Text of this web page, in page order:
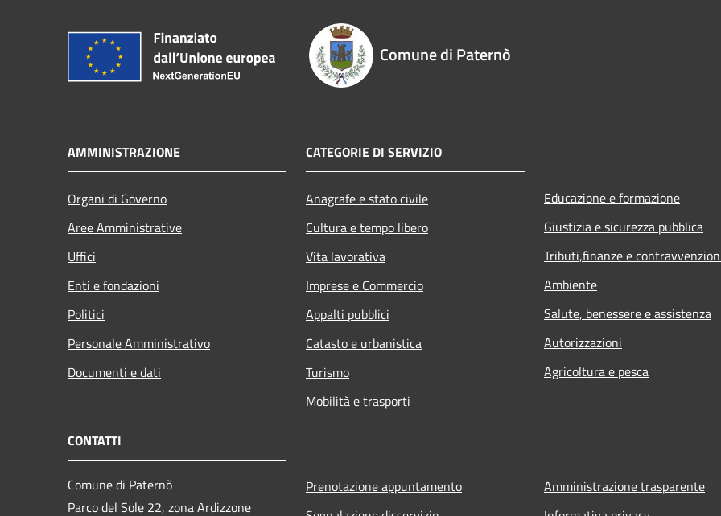
Comune di Paternò
AMMINISTRAZIONE
Organi di Governo
Aree Amministrative
Uffici
Enti e fondazioni
Politici
Personale Amministrativo
Documenti e dati
CATEGORIE DI SERVIZIO
Anagrafe e stato civile
Cultura e tempo libero
Vita lavorativa
Imprese e Commercio
Appalti pubblici
Catasto e urbanistica
Turismo
Mobilità e trasporti
Educazione e formazione
Giustizia e sicurezza pubblica
Tributi,finanze e
Ambiente
Salute, benessere e assistenza
Autorizzazioni
Agricoltura e pesca
CONTATTI
Comune di Paternò
Parco del Sole 22, zona Ardizzone
Prenotazione appuntamento
Amministrazione trasparente